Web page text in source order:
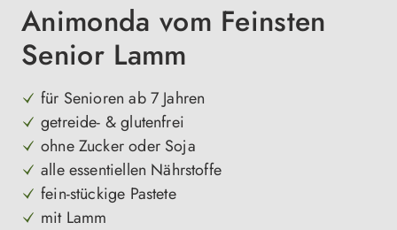
Animonda vom Feinsten
Senior Lamm
für Senioren ab 7 Jahren
getreide- & glutenfrei
ohne Zucker oder Soja
alle essentiellen Nährstoffe
fein-stückige Pastete
mit Lamm